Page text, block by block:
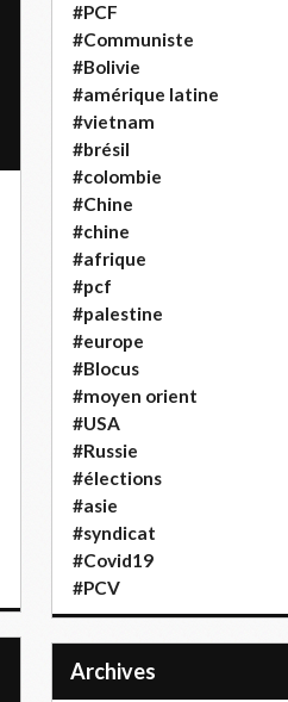
#PCF
#Communiste
#Bolivie
#amérique latine
#vietnam
#brésil
#colombie
#Chine
#chine
#afrique
#pcf
#palestine
#europe
#Blocus
#moyen orient
#USA
#Russie
#élections
#asie
#syndicat
#Covid19
#PCV
Archives